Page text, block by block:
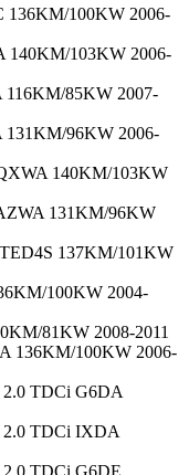
100KW 2006-
103KW 2006-
85KW 2007-
96KW 2006-
140KM/103KW
131KM/96KW
137KM/101KW
100KW 2004-
81KW 2008-2011
136KM/100KW 2006-
TDCi G6DA
2.0 TDCi IXDA
TDCi G6DE